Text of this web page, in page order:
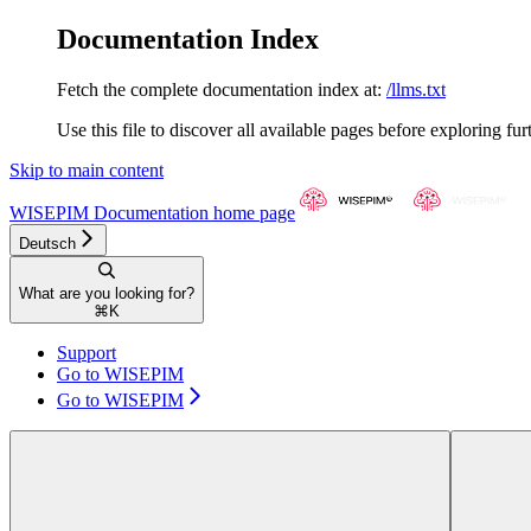
Documentation Index
Fetch the complete documentation index at: /llms.txt
Use this file to discover all available pages before exploring
Skip to main content
WISEPIM Documentation home page
Deutsch
What are you looking for?
⌘ K
Support
Go to WISEPIM
Go to WISEPIM